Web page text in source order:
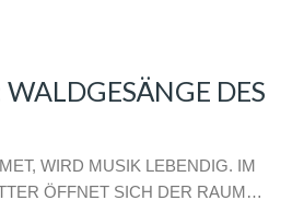
DES
WIRD MUSIK LEBENDIG. IM
ÖFFNET SICH DER RAUM…